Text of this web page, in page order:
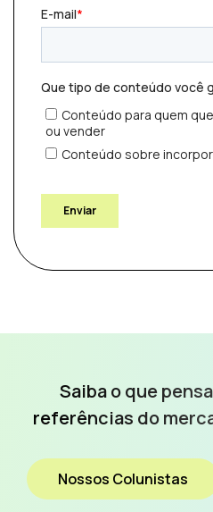
Saiba o que
referências do
Nossos Colunistas